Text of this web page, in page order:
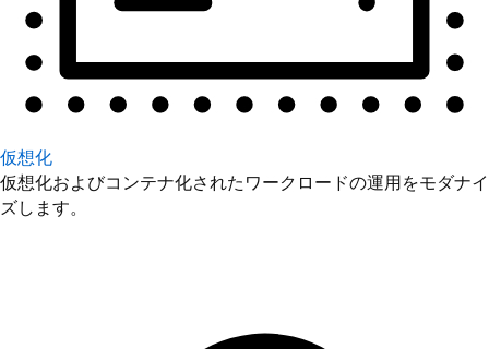
仮想化
仮想化およびコンテナ化されたワークロードの運用をモダナイ
ズします。